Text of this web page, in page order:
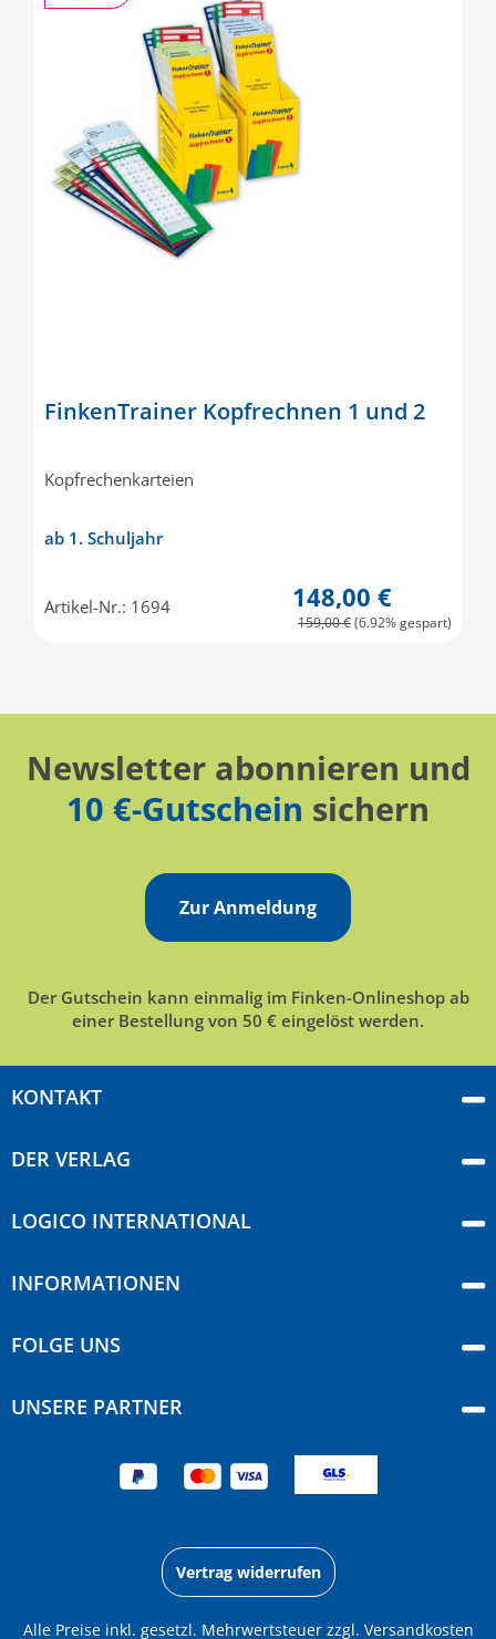
FinkenTrainer Kopfrechnen 1 und 2
Kopfrechenkarteien
ab 1. Schuljahr
Artikel-Nr.: 1694 148,00 €
159,00 €(6.92% gespart)
Newsletter abonnieren und
10 €-Gutschein sichern
Zur Anmeldung
Der Gutschein kann einmalig im Finken-Onlineshop ab
einer Bestellung von 50 € eingelöst werden.
KONTAKT
DER VERLAG
LOGICO INTERNATIONAL
INFORMATIONEN
FOLGE UNS
UNSERE PARTNER
Vertrag widerrufen
Alle Preise inkl. gesetzl. Mehrwertsteuer zzgl. Versandkosten